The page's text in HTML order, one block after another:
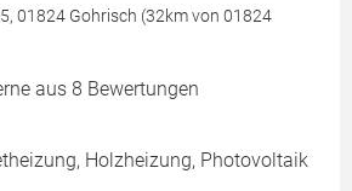
01824 Gohrisch (32km von 01824
aus 8 Bewertungen
Holzheizung, Photovoltaik